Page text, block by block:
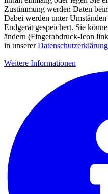
Zustimmung werden Daten
Dabei werden unter
Endgerät gespeichert. Sie
ändern (Fingerabdruck-Icon
in unsererDatenschutzerklärung
Weitere Informationen